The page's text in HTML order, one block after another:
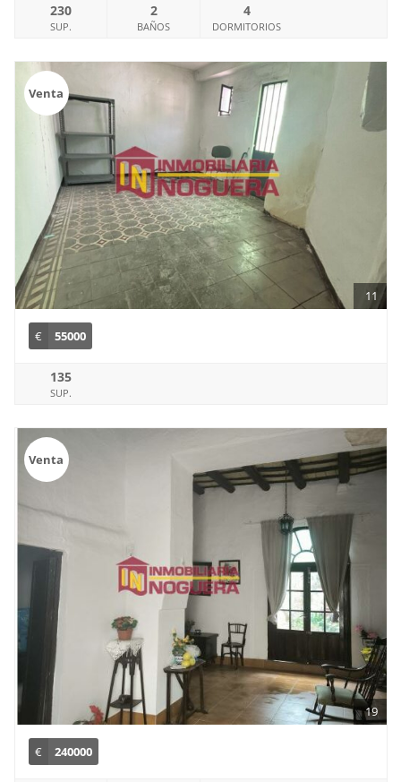
230
SUP.
2
BAÑOS
4
DORMITORIOS
11
Venta
€ 55000
135
SUP.
19
Venta
€ 240000